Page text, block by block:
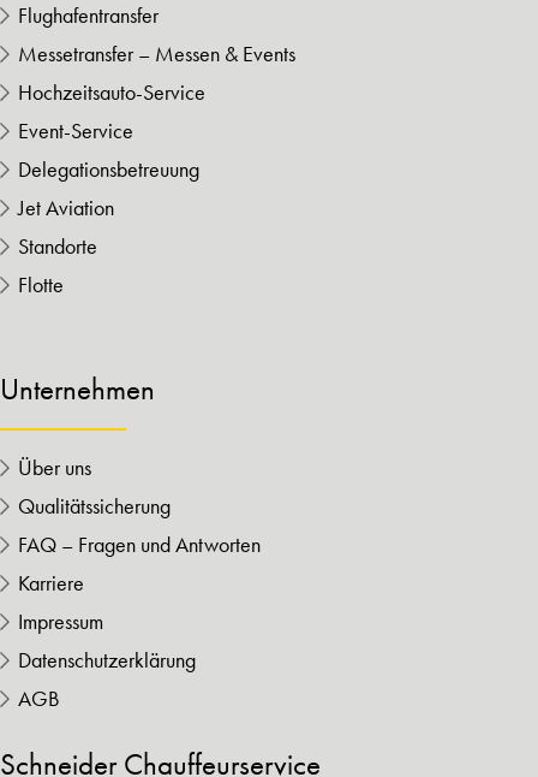
Flughafentransfer
Messetransfer – Messen & Events
Hochzeitsauto-Service
Event-Service
Delegationsbetreuung
Jet Aviation
Standorte
Flotte
Unternehmen
Über uns
Qualitätssicherung
FAQ – Fragen und Antworten
Karriere
Impressum
Datenschutzerklärung
AGB
Schneider Chauffeurservice